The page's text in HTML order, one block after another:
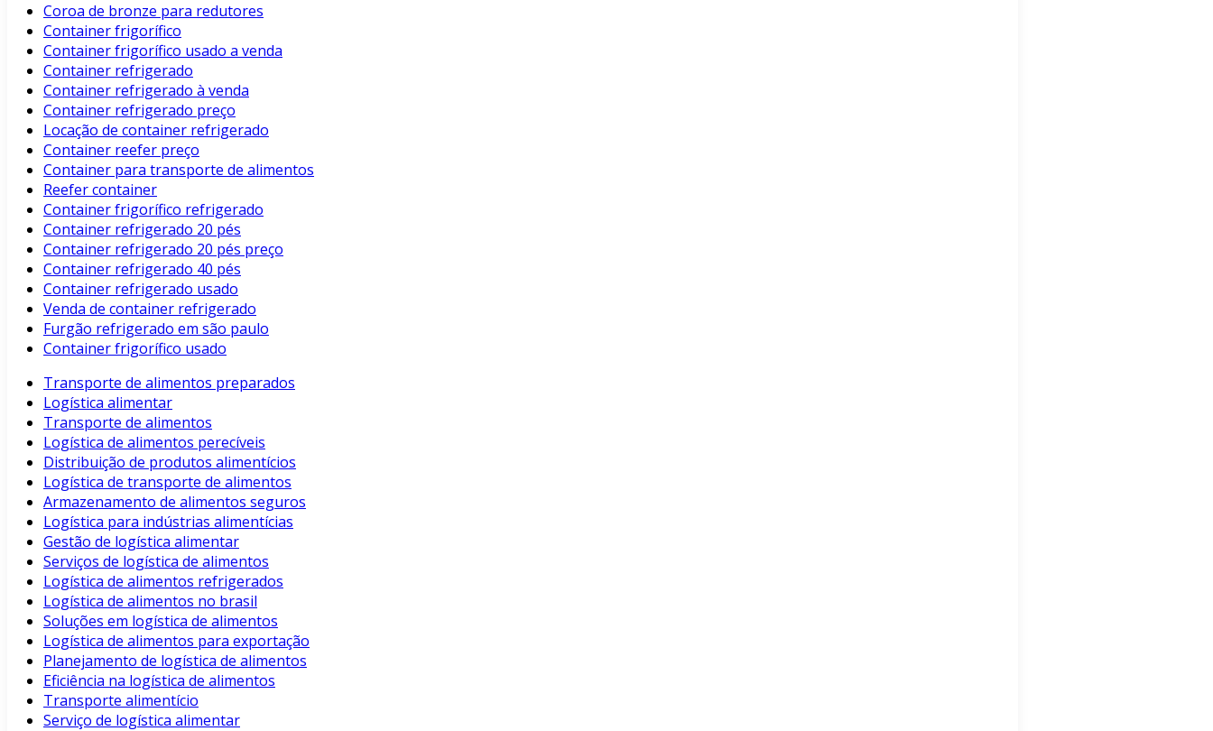
Coroa de bronze para redutores
Container frigorífico
Container frigorífico usado a venda
Container refrigerado
Container refrigerado à venda
Container refrigerado preço
Locação de container refrigerado
Container reefer preço
Container para transporte de alimentos
Reefer container
Container frigorífico refrigerado
Container refrigerado 20 pés
Container refrigerado 20 pés preço
Container refrigerado 40 pés
Container refrigerado usado
Venda de container refrigerado
Furgão refrigerado em são paulo
Container frigorífico usado
Transporte de alimentos preparados
Logística alimentar
Transporte de alimentos
Logística de alimentos perecíveis
Distribuição de produtos alimentícios
Logística de transporte de alimentos
Armazenamento de alimentos seguros
Logística para indústrias alimentícias
Gestão de logística alimentar
Serviços de logística de alimentos
Logística de alimentos refrigerados
Logística de alimentos no brasil
Soluções em logística de alimentos
Logística de alimentos para exportação
Planejamento de logística de alimentos
Eficiência na logística de alimentos
Transporte alimentício
Serviço de logística alimentar